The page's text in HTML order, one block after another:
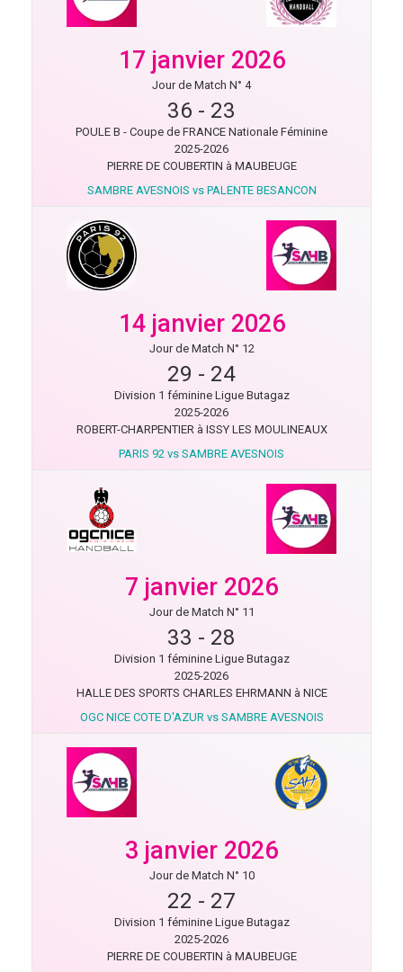
17 janvier 2026
Jour de Match N° 4
36 - 23
POULE B - Coupe de FRANCE Nationale Féminine
2025-2026
PIERRE DE COUBERTIN à MAUBEUGE
SAMBRE AVESNOIS vs PALENTE BESANCON
14 janvier 2026
Jour de Match N° 12
29 - 24
Division 1 féminine Ligue Butagaz
2025-2026
ROBERT-CHARPENTIER à ISSY LES MOULINEAUX
PARIS 92 vs SAMBRE AVESNOIS
7 janvier 2026
Jour de Match N° 11
33 - 28
Division 1 féminine Ligue Butagaz
2025-2026
HALLE DES SPORTS CHARLES EHRMANN à NICE
OGC NICE COTE D'AZUR vs SAMBRE AVESNOIS
3 janvier 2026
Jour de Match N° 10
22 - 27
Division 1 féminine Ligue Butagaz
2025-2026
PIERRE DE COUBERTIN à MAUBEUGE